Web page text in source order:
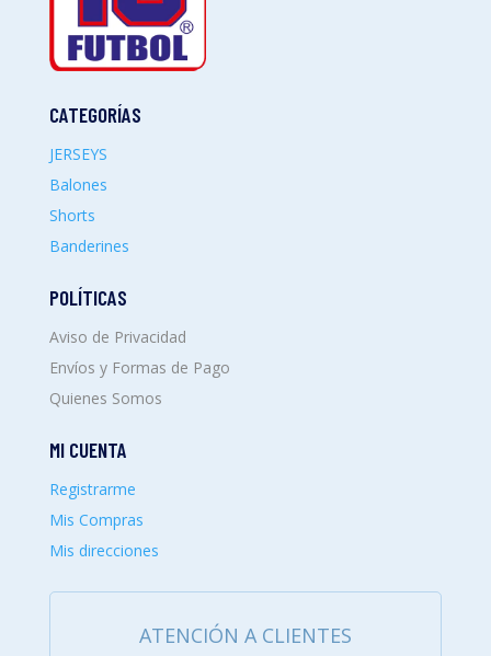
CATEGORÍAS
JERSEYS
Balones
Shorts
Banderines
POLÍTICAS
Aviso de Privacidad
Envíos y Formas de Pago
Quienes Somos
MI CUENTA
Registrarme
Mis Compras
Mis direcciones
ATENCIÓN A CLIENTES